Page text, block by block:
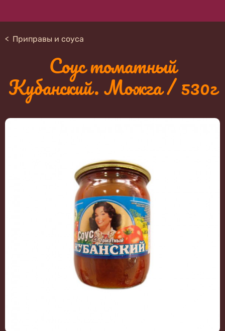
Приправы и соуса
Соус томатный
Кубанский. Можга / 530г